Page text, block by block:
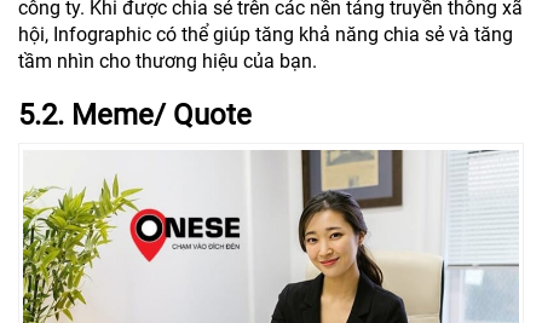
công ty. Khi được chia sẻ trên các nền tảng truyền thông xã
hội, Infographic có thể giúp tăng khả năng chia sẻ và tăng
tầm nhìn cho thương hiệu của bạn.
5.2. Meme/ Quote